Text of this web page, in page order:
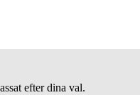
efter dina val.